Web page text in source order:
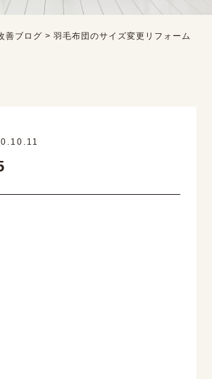
善ブログ >羽毛布団のサイズ変更リフォーム